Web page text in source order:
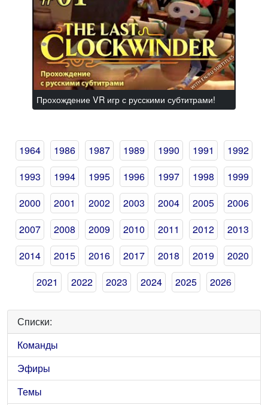
Прохождение VR игр с русскими субтитрами!
1964 1986 1987 1989 1990 1991
1992
1993
1994 1995 1996 1997 1998
1999
2000
2001 2002 2003 2004 2005
2006
2007
2008 2009 2010 2011 2012
2013
2014
2015 2016 2017 2018 2019
2020
2021
2022 2023 2024 2025 2026
Списки:
Команды
Эфиры
Темы